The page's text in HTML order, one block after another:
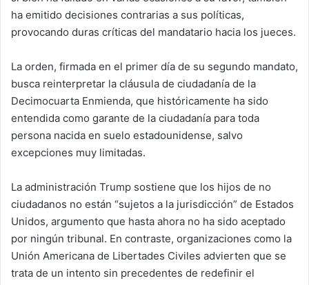
ha emitido decisiones contrarias a sus políticas,
provocando duras críticas del mandatario hacia los jueces.
La orden, firmada en el primer día de su segundo mandato,
busca reinterpretar la cláusula de ciudadanía de la
Decimocuarta Enmienda, que históricamente ha sido
entendida como garante de la ciudadanía para toda
persona nacida en suelo estadounidense, salvo
excepciones muy limitadas.
La administración Trump sostiene que los hijos de no
ciudadanos no están “sujetos a la jurisdicción” de Estados
Unidos, argumento que hasta ahora no ha sido aceptado
por ningún tribunal. En contraste, organizaciones como la
Unión Americana de Libertades Civiles advierten que se
trata de un intento sin precedentes de redefinir el